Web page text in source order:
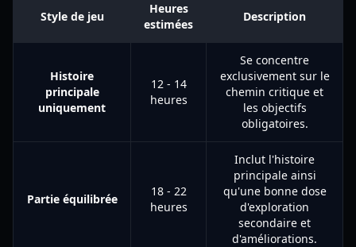
Style de jeu
Heures
estimées
Description
Histoire
principale
uniquement
12 - 14
heures
Se concentre
exclusivement sur le
chemin critique et
les objectifs
obligatoires.
Partie équilibrée
18 - 22
heures
Inclut l'histoire
principale ainsi
qu'une bonne dose
d'exploration
secondaire et
d'améliorations.